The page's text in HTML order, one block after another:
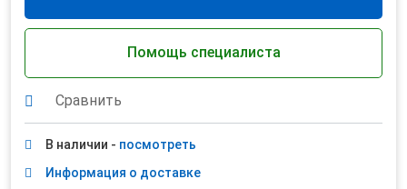
Помощь специалиста
Сравнить
В наличии - посмотреть
Информация о доставке